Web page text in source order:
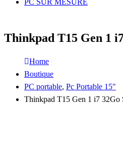
PC SUR MESURE
Thinkpad T15 Gen 1
Home
Boutique
PC portable, Pc Portable 15"
Thinkpad T15 Gen 1 i7 32Go